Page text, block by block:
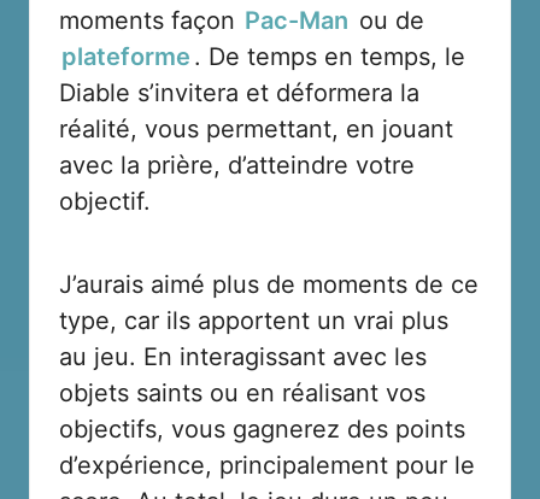
moments façon Pac-Man ou de
plateforme . De temps en temps, le
Diable s’invitera et déformera la
réalité, vous permettant, en jouant
avec la prière, d’atteindre votre
objectif.
J’aurais aimé plus de moments de ce
type, car ils apportent un vrai plus
au jeu. En interagissant avec les
objets saints ou en réalisant vos
objectifs, vous gagnerez des points
d’expérience, principalement pour le